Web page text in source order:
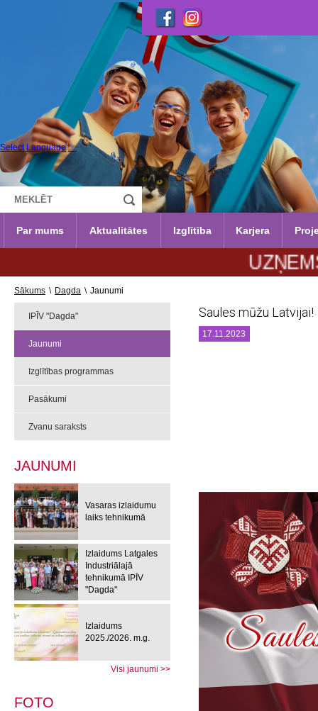
Select Language ▼
Par mums Aktualitātes Izglītība Karjera
Sākums \ Dagda \ Jaunumi
IPĪV "Dagda"
Jaunumi
Izglītības programmas
Pasākumi
Zvanu saraksts
JAUNUMI
Vasaras izlaidumu
laiks tehnikumā
Izlaidums Latgales
Industriālajā
tehnikumā IPĪV
"Dagda"
Izlaidums
2025./2026. m.g.
Visi jaunumi >>
FOTO
Saules mūžu Latvijai!
17.11.2023